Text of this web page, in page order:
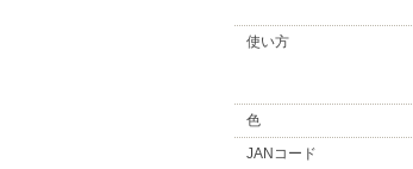
使い方
色
JANコード